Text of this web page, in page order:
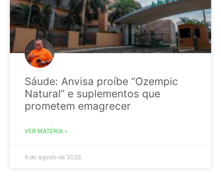
Sáude: Anvisa proíbe “Ozempic
Natural” e suplementos que
prometem emagrecer
VER MATÉRIA »
6 de agosto de 2026